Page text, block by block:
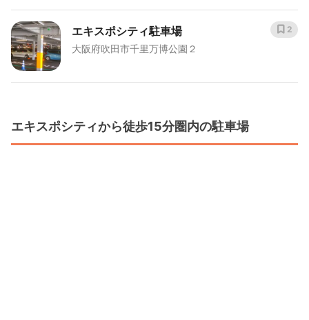
エキスポシティ駐車場
大阪府吹田市千里万博公園２
2
エキスポシティから徒歩15分圏内の駐車場